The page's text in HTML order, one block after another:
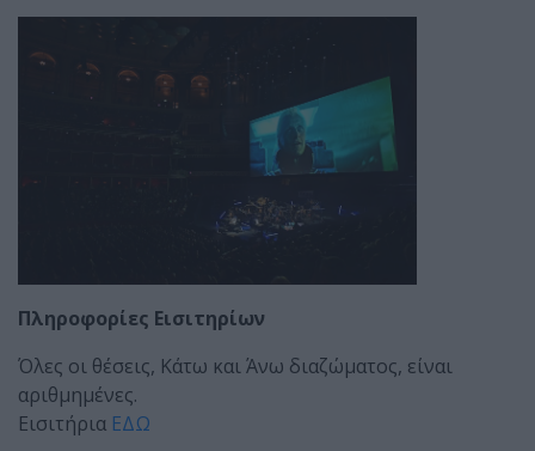
Πληροφορίες Εισιτηρίων
Όλες οι θέσεις, Κάτω και Άνω διαζώματος, είναι
αριθμημένες.
Εισιτήρια ΕΔΩ